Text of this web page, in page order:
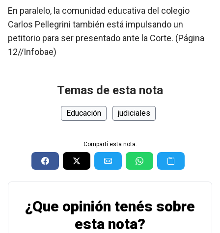
En paralelo, la comunidad educativa del colegio
Carlos Pellegrini también está impulsando un
petitorio para ser presentado ante la Corte. (Página
12//Infobae)
Temas de esta nota
Educación judiciales
Compartí esta nota:
¿Que opinión tenés sobre
esta nota?